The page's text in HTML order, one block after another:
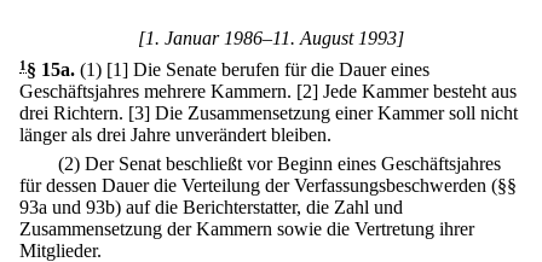
[1. Januar 1986–11. August 1993]
1§ 15a. (1) [1] Die Senate berufen für die Dauer eines
Geschäftsjahres mehrere Kammern. [2] Jede Kammer besteht aus
drei Richtern. [3] Die Zusammensetzung einer Kammer soll nicht
länger als drei Jahre unverändert bleiben.
(2) Der Senat beschließt vor Beginn eines Geschäftsjahres
für dessen Dauer die Verteilung der Verfassungsbeschwerden (§§
93a und 93b) auf die Berichterstatter, die Zahl und
Zusammensetzung der Kammern sowie die Vertretung ihrer
Mitglieder.